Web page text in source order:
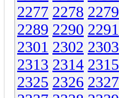
2277 2278 2279
2289 2290 2291
2301 2302 2303
2313 2314 2315
2325 2326 2327